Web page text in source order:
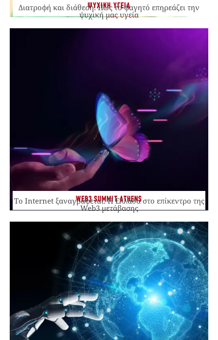
ΨΥΧΙΚΗ ΥΓΕΙΑ
Διατροφή και διάθεση: Πώς το φαγητό επηρεάζει την
ψυχική μας υγεία
WEB3 SUMMIT ATHENS
Το Internet ξαναγράφεται. Η Ελλάδα στο επίκεντρο της
Web3 μετάβασης